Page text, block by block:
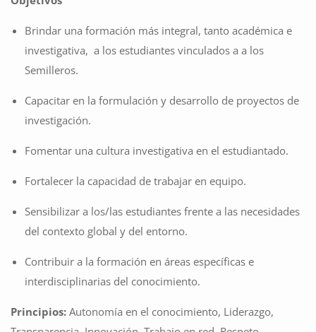
Brindar una formación más integral, tanto académica e
investigativa, a los estudiantes vinculados a a los
Semilleros.
Capacitar en la formulación y desarrollo de proyectos de
investigación.
Fomentar una cultura investigativa en el estudiantado.
Fortalecer la capacidad de trabajar en equipo.
Sensibilizar a los/las estudiantes frente a las necesidades
del contexto global y del entorno.
Contribuir a la formación en áreas específicas e
interdisciplinarias del conocimiento.
Principios: Autonomía en el conocimiento, Liderazgo,